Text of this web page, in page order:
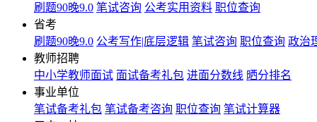
刷题90晚9.0 笔试咨询 公考实用资料 职位查询
省考
刷题90晚9.0 公考写作|底层逻辑 笔试咨询 职位查询 政治
教师招聘
中小学教师面试 面试备考礼包 进面分数线 晒分排名
事业单位
笔试备考礼包 笔试备考咨询 职位查询 笔试计算器